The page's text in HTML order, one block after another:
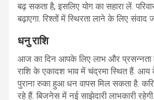
बढ़ सकता है, इसलिए योग का सहारा लें.
बढ़ाएगा. रिश्तों में स्थिरता लाने के लिए संवाद
धनु राशि
आज का दिन आपके लिए लाभ और प्रसन्नता
राशि के एकादश भाव में चंद्रमा स्थित हैं. आय
पुराना रुका हुआ धन वापस मिल सकता है.
रहे हैं. बिजनेस में नई साझेदारी लाभकारी